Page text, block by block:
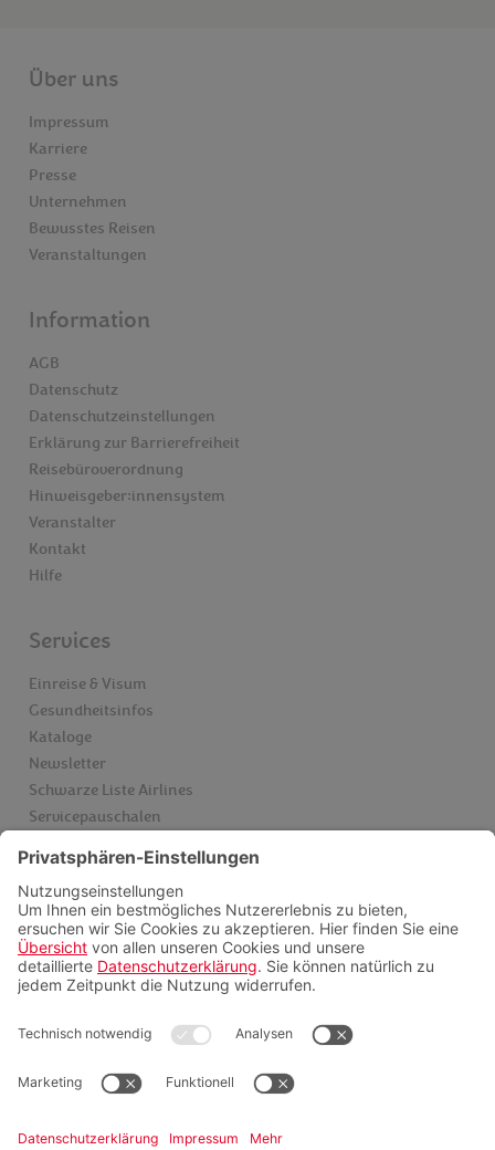
Über uns
Impressum
Karriere
Presse
Unternehmen
Bewusstes Reisen
Veranstaltungen
Information
AGB
Datenschutz
Datenschutzeinstellungen
Erklärung zur Barrierefreiheit
Reisebüroverordnung
Hinweisgeber:innensystem
Veranstalter
Kontakt
Hilfe
Services
Einreise & Visum
Gesundheitsinfos
Kataloge
Newsletter
Schwarze Liste Airlines
Servicepauschalen
Videoberatung
FAQ
Zahlungsmöglichkeiten
Folgen sie uns